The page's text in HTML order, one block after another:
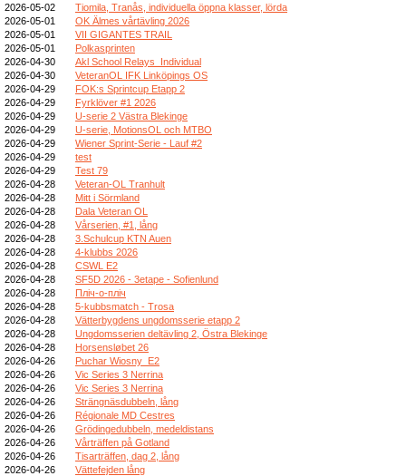
2026-05-02
Tiomila, Tranås, individuella öppna klasser, lörda
2026-05-01
OK Älmes vårtävling 2026
2026-05-01
VII GIGANTES TRAIL
2026-05-01
Polkasprinten
2026-04-30
Akl School Relays_Individual
2026-04-30
VeteranOL IFK Linköpings OS
2026-04-29
FOK:s Sprintcup Etapp 2
2026-04-29
Fyrklöver #1 2026
2026-04-29
U-serie 2 Västra Blekinge
2026-04-29
U-serie, MotionsOL och MTBO
2026-04-29
Wiener Sprint-Serie - Lauf #2
2026-04-29
test
2026-04-29
Test 79
2026-04-28
Veteran-OL Tranhult
2026-04-28
Mitt i Sörmland
2026-04-28
Dala Veteran OL
2026-04-28
Vårserien, #1, lång
2026-04-28
3.Schulcup KTN Auen
2026-04-28
4-klubbs 2026
2026-04-28
CSWL E2
2026-04-28
SF5D 2026 - 3etape - Sofienlund
2026-04-28
Пліч-о-пліч
2026-04-28
5-kubbsmatch - Trosa
2026-04-28
Vätterbygdens ungdomsserie etapp 2
2026-04-28
Ungdomsserien deltävling 2, Östra Blekinge
2026-04-28
Horsensløbet 26
2026-04-26
Puchar Wiosny_E2
2026-04-26
Vic Series 3 Nerrina
2026-04-26
Vic Series 3 Nerrina
2026-04-26
Strängnäsdubbeln, lång
2026-04-26
Régionale MD Cestres
2026-04-26
Grödingedubbeln, medeldistans
2026-04-26
Vårträffen på Gotland
2026-04-26
Tisarträffen, dag 2, lång
2026-04-26
Vättefejden lång